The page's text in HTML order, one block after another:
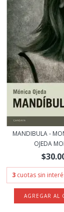
MANDIBULA -
OJEDA
3 cuotas sin